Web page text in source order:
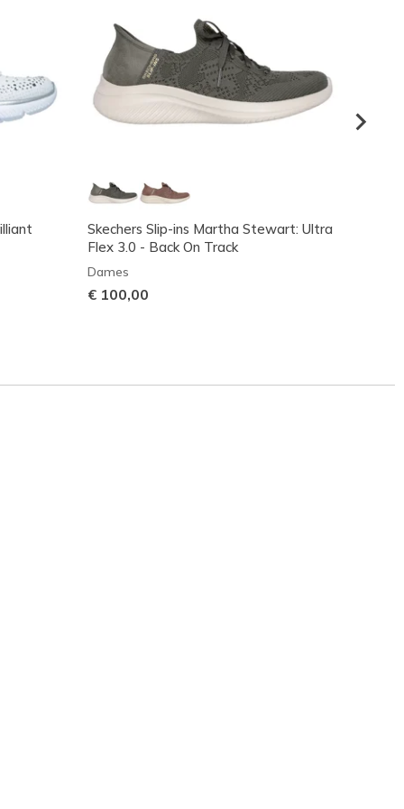
Skechers Slip-ins Martha Stewart: Ultra
Flex 3.0 - Back On Track
Dames
€ 100,00